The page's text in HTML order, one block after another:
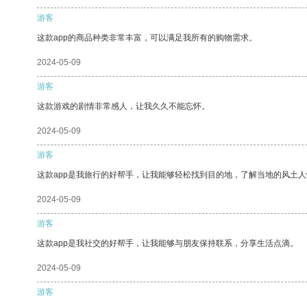
游客
这款app的商品种类非常丰富，可以满足我所有的购物需求。
2024-05-09
游客
这款游戏的剧情非常感人，让我久久不能忘怀。
2024-05-09
游客
这款app是我旅行的好帮手，让我能够轻松找到目的地，了解当地的风土
2024-05-09
游客
这款app是我社交的好帮手，让我能够与朋友保持联系，分享生活点滴。
2024-05-09
游客